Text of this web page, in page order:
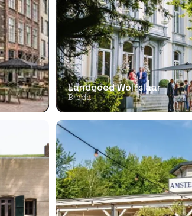
Landgoed Wolfslaar
Breda